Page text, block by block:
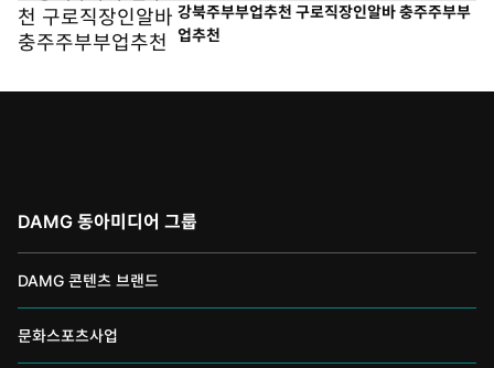
강북주부부업추천 구로직장인알바 충주주부부
업추천
DAMG 동아미디어 그룹
DAMG 콘텐츠 브랜드
채널A
문화스포츠사업